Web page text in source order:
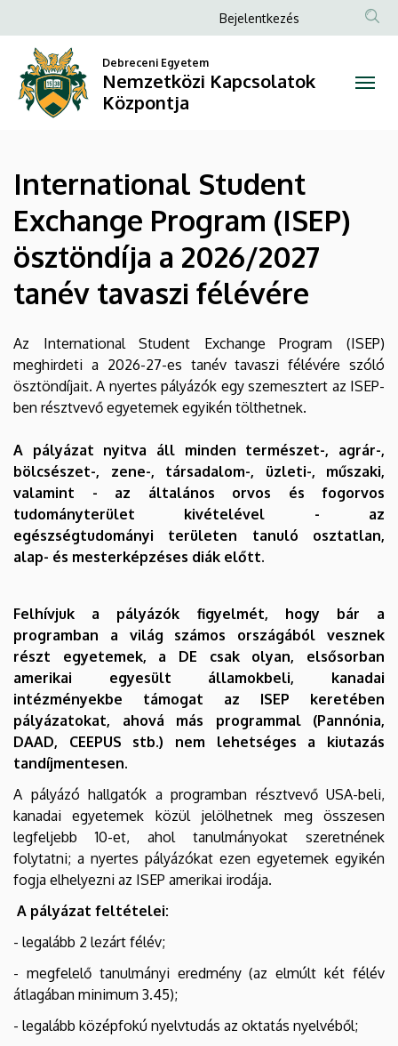
Student
Exchange
Program
ösztöndíja
2026/2027
tanév
tavaszi
félévére
Nemzetközi
Kapcsolatok
Központja
a
tartalomra
Anonim
menüje
Bejelentkezés
Debreceni Egyetem
Nemzetközi Kapcsolatok
Központja
International Student
Exchange Program (ISEP)
ösztöndíja a 2026/2027
tanév tavaszi félévére
Az International Student Exchange Program (ISEP)
meghirdeti a 2026-27-es tanév tavaszi félévére szóló
ösztöndíjait. A nyertes pályázók egy szemesztert az ISEP-
ben résztvevő egyetemek egyikén tölthetnek.
A pályázat nyitva áll minden természet-, agrár-,
bölcsészet-, zene-, társadalom-, üzleti-, műszaki,
valamint - az általános orvos és fogorvos
tudományterület kivételével - az
egészségtudományi területen tanuló osztatlan,
alap- és mesterképzéses diák előtt.
Felhívjuk a pályázók figyelmét, hogy bár a
programban a világ számos országából vesznek
részt egyetemek, a DE csak olyan, elsősorban
amerikai egyesült államokbeli, kanadai
intézményekbe támogat az ISEP keretében
pályázatokat, ahová más programmal (Pannónia,
DAAD, CEEPUS stb.) nem lehetséges a kiutazás
tandíjmentesen.
A pályázó hallgatók a programban résztvevő USA-beli,
kanadai egyetemek közül jelölhetnek meg összesen
legfeljebb 10-et, ahol tanulmányokat szeretnének
folytatni; a nyertes pályázókat ezen egyetemek egyikén
fogja elhelyezni az ISEP amerikai irodája.
A pályázat feltételei:
- legalább 2 lezárt félév;
- megfelelő tanulmányi eredmény (az elmúlt két félév
átlagában minimum 3.45);
- legalább középfokú nyelvtudás az oktatás nyelvéből;